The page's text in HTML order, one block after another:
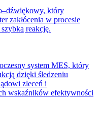
który
zakłócenia w procesie
reakcję.
system MES, który
dzięki śledzeniu
zleceń i
wskaźników efektywności